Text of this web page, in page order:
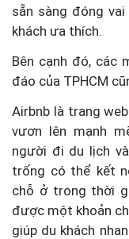
sẵn sàng đóng
khách ưa thích.
Bên cạnh đó, các
đáo của TPHCM
Airbnb là trang
vươn lên mạnh
người đi du lịch
trống có thể kết
chỗ ở trong thời
được một khoản
giúp du khách